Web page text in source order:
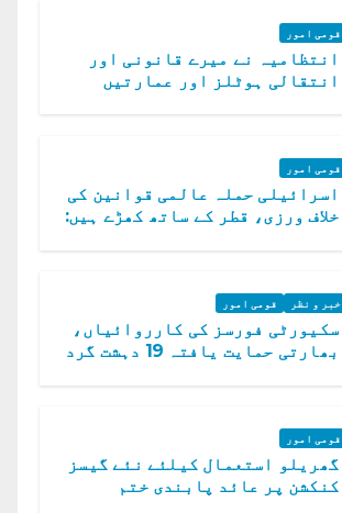
قومی امور
انتظامیہ نے میرے قانونی اور
انتقالی ہوٹلز اور عمارتیں
قومی امور
اسرائیلی حملہ عالمی قوانین کی
خلاف ورزی، قطر کے ساتھ کھڑے ہیں:
خبر و نظر قومی امور
سکیورٹی فورسز کی کارروائیاں،
بھارتی حمایت یافتہ 19 دہشت گرد
قومی امور
گھریلو استعمال کیلئے نئے گیسز
کنکشن پر عائد پابندی ختم